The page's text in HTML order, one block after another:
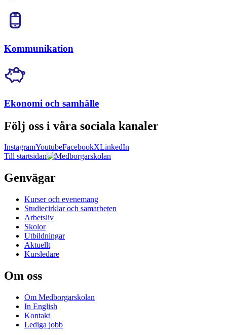
Kommunikation
Ekonomi och samhälle
Följ oss i våra sociala kanaler
InstagramYoutubeFacebookXLinkedIn
Till startsidan
Genvägar
Kurser och evenemang
Studiecirklar och samarbeten
Arbetsliv
Skolor
Utbildningar
Aktuellt
Kursledare
Om oss
Om Medborgarskolan
In English
Kontakt
Lediga jobb